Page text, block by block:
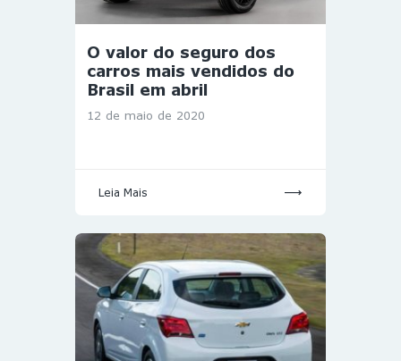
O valor do seguro dos
carros mais vendidos do
Brasil em abril
12 de maio de 2020
Leia Mais